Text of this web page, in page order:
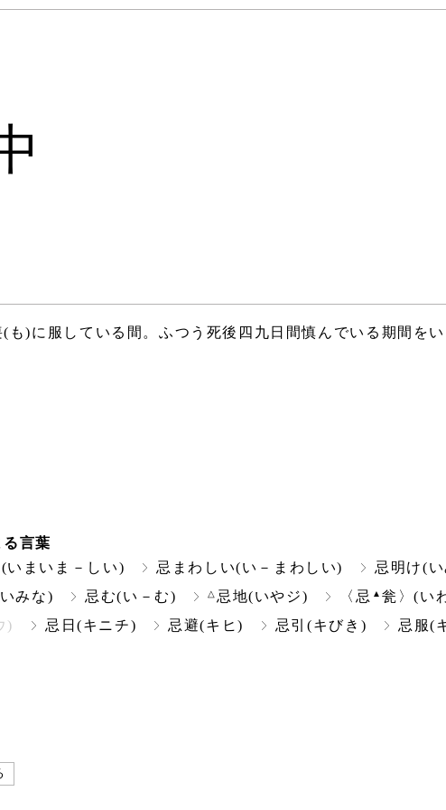
も)に服している間。ふつう死後四九日間慎んでいる期間を
る言葉
いまいま－しい)
忌まわしい(い－まわしい) 忌明け(
みな) 忌む(い－む) △ 忌地(いやジ) 〈忌 ▲瓮〉(い
)
忌日(キニチ) 忌避(キヒ) 忌引(キびき) 忌服(